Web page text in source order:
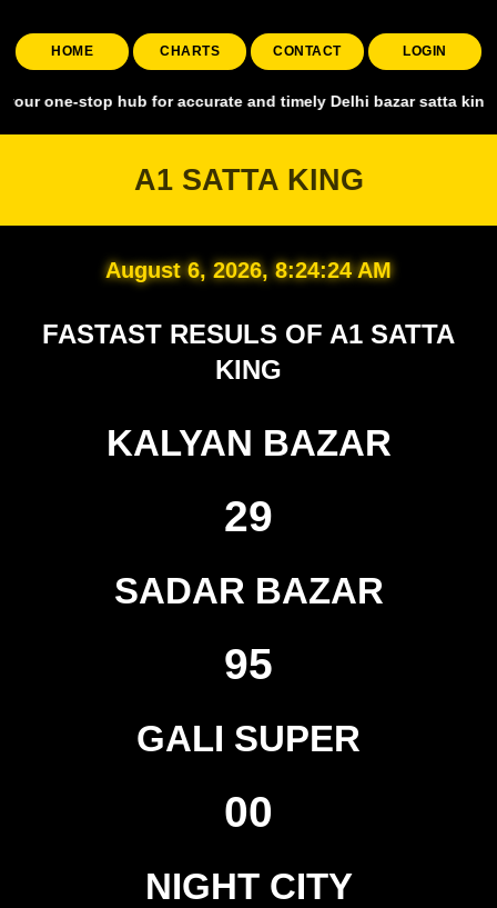
HOME CHARTS CONTACT LOGIN
hub for accurate and timely Delhi bazar satta king,
A1 SATTA KING
August 6, 2026, 8:24:25 AM
FASTAST RESULS OF A1 SATTA
KING
KALYAN BAZAR
29
SADAR BAZAR
95
GALI SUPER
00
NIGHT CITY